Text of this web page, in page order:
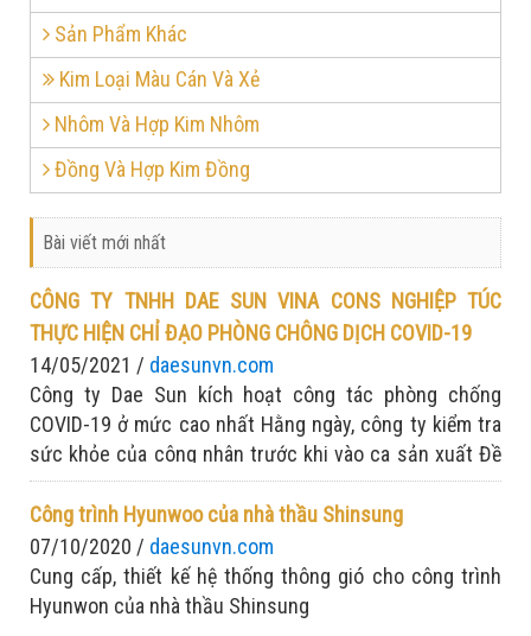
Sản Phẩm Khác
Kim Loại Màu Cán Và Xẻ
Nhôm Và Hợp Kim Nhôm
Đồng Và Hợp Kim Đồng
Bài viết mới nhất
CÔNG TY TNHH DAE SUN VINA CONS NGHIỆP TÚC
THỰC HIỆN CHỈ ĐẠO PHÒNG CHÔNG DỊCH COVID-19
14/05/2021 / daesunvn.com
Công ty Dae Sun kích hoạt công tác phòng chống
COVID-19 ở mức cao nhất Hằng ngày, công ty kiểm tra
sức khỏe của công nhân trước khi vào ca sản xuất Đề
cao tinh thần: Chống dịch nghiêm túc - sản xuất tập
trung
Công trình Hyunwoo của nhà thầu Shinsung
07/10/2020 / daesunvn.com
Cung cấp, thiết kế hệ thống thông gió cho công trình
Hyunwon của nhà thầu Shinsung